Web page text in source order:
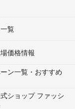
覧
価格情報
ン一覧・おすすめ
ショップ ファッシ